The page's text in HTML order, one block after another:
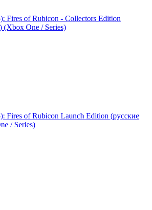
Fires of Rubicon - Collectors Edition
(Xbox One / Series)
Fires of Rubicon Launch Edition (русские
/ Series)